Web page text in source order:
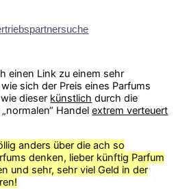
einen Link zu einem sehr
sich der Preis eines Parfums
dieser künstlich durch die
Handelextrem verteuert
anders über die ach so
denken, lieber künftig Parfum
und sehr, sehr viel Geld in der